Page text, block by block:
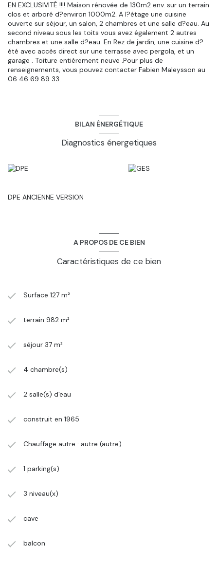
EN EXCLUSIVITÉ !!!! Maison rénovée de 130m2 env. sur un terrain
clos et arboré d?environ 1000m2. A l?étage une cuisine
ouverte sur séjour, un salon, 2 chambres et une salle d?eau. Au
second niveau sous les toits vous avez également 2 autres
chambres et une salle d?eau. En Rez de jardin, une cuisine d?
été avec accès direct sur une terrasse avec pergola, et un
garage . Toiture entièrement neuve .Pour plus de
renseignements, vous pouvez contacter Fabien Maleysson au
06 46 69 89 33.
BILAN ÉNERGÉTIQUE
Diagnostics énergetiques
DPE ANCIENNE VERSION
A PROPOS DE CE BIEN
Caractéristiques de ce bien
Surface 127 m²
terrain 982 m²
séjour 37 m²
4 chambre(s)
2 salle(s) d'eau
construit en 1965
Chauffage autre : autre (autre)
1 parking(s)
3 niveau(x)
cave
balcon